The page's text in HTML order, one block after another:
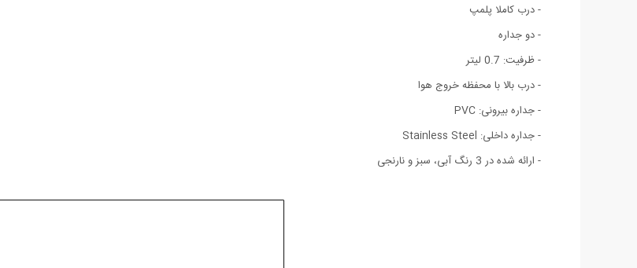
- درب کاملا پلمپ
- دو جداره
- ظرفیت: 0.7 لیتر
- درب بالا با محفظه خروج هوا
- جداره بیرونی: PVC
- جداره داخلی: Stainless Steel
- ارائه شده در 3 رنگ آبی، سبز و نارنجی